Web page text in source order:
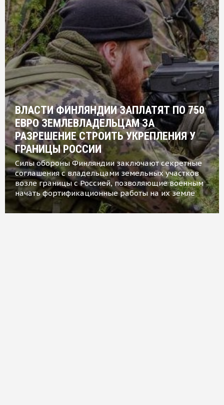
ВЛАСТИ ФИНЛЯНДИИ ЗАПЛАТЯТ ПО 750
ЕВРО ЗЕМЛЕВЛАДЕЛЬЦАМ ЗА
РАЗРЕШЕНИЕ СТРОИТЬ УКРЕПЛЕНИЯ У
ГРАНИЦЫ РОССИИ
Силы обороны Финляндии заключают секретные
соглашения с владельцами земельных участков
возле границы с Россией, позволяющие военным
начать фортификационные работы на их земле